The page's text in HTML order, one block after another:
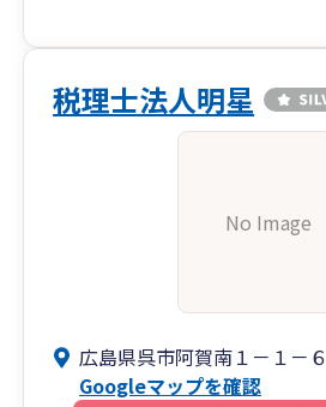
税理士法人明星
No Image
広島県呉市阿賀南１－１－６
Googleマップを確認